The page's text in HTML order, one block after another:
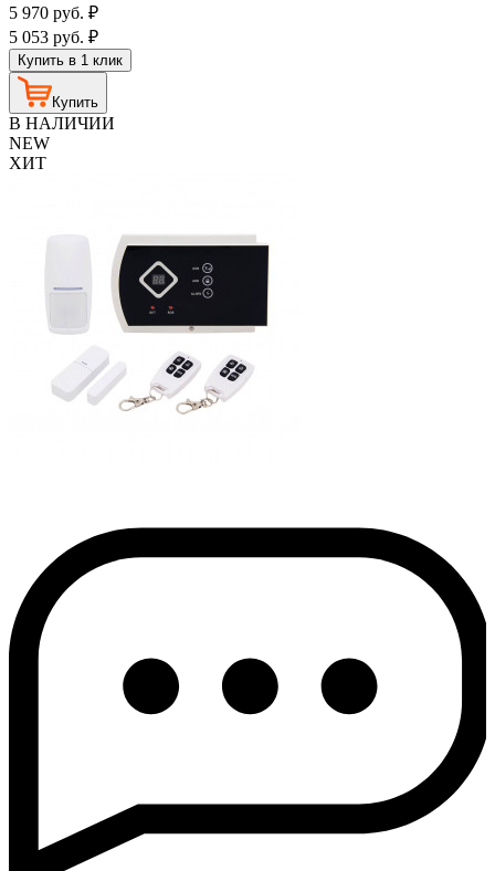
5 970 руб. ₽
5 053 руб. ₽
Купить в 1 клик
Купить
В НАЛИЧИИ
NEW
ХИТ